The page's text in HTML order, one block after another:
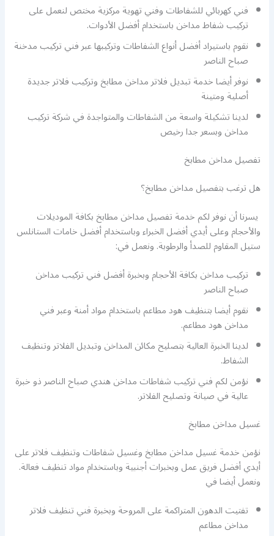
فني كهربائي للشفاطات وفني تهوية مركزية مختص لنعمل على
تركيب شفاط مداخن باستخدام أفضل الأدوات.
نقوم باستيراد أفضل أنواع الشفاطات وتركيبها عبر فني تركيب مدخنة
صباح الناصر
نوفر أيضا خدمة تبديل فلاتر مداخن مطابخ وتركيب فلاتر جديدة
أصلية ومتينة
لدينا تشكيلة واسعة من الشفاطات والمتواجدة في شركة تركيب
مداخن وبسعر جدا رخيص
تفصيل مداخن مطابخ
هل ترغب بتفصيل مداخن مطابخ؟
يسرنا أن نوفر لكم خدمة تفصيل مداخن مطابخ بكافة الموديلات
والأحجام وعلى أيدي أفضل الخبراء وباستخدام أفضل خامات الستانلس
ستيل المقاوم للصدأ والرطوبة. ونعمل في:
تركيب مداخن بكافة الأحجام وبخبرة أفضل فني تركيب مداخن
صباح الناصر
نقوم أيضا بتنظيف هود مطاعم باستخدام مواد أمنة وعبر فني
مداخن هود مطاعم.
لدينا الخبرة العالية بتصليح مكائن المداخن وتبديل الفلاتر وتنظيف
الشفاط.
نؤمن لكم فني تركيب شفاطات مداخن هندي صباح الناصر ذو خبرة
عالية في صيانة وتصليح الفلاتر.
غسيل مداخن مطابخ
نؤمن خدمة غسيل مداخن مطابخ وغسيل شفاطات وتنظيف فلاتر على
أيدي أفضل فريق عمل وبخبرات أجنبية وباستخدام مواد تنظيف فعالة.
ونعمل أيضا في
تفتيت الدهون المتراكمة على المروحة وبخبرة فني تنظيف فلاتر
مداخن مطاعم